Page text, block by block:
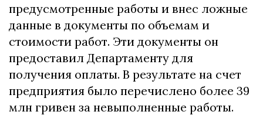
предусмотренные работы и внес ложные
данные в документы по объемам и
стоимости работ. Эти документы он
предоставил Департаменту для
получения оплаты. В результате на счет
предприятия было перечислено более 39
млн гривен за невыполненные работы.